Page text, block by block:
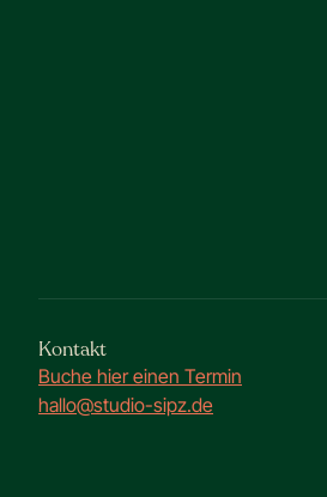
Kontakt
Buche hier einen Termin
hallo@studio-sipz.de